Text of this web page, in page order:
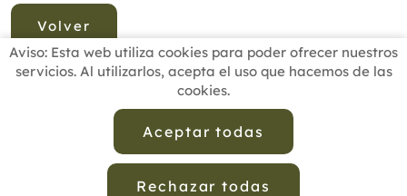
Volver
Aviso: Esta web utiliza cookies para poder ofrecer nuestros
servicios. Al utilizarlos, acepta el uso que hacemos de las
cookies.
Aceptar todas
Rechazar todas
BUSCADOR PROFESIONALES
ESCUELAS RECOMENDADAS
CONTACTO
Política de Privacidad de Datos